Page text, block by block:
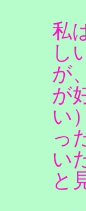
私
し
が
が
い
っ
い
と